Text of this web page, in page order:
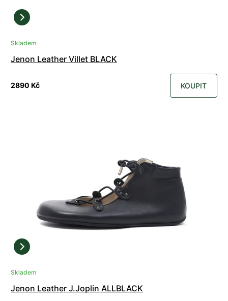
Skladem
Jenon Leather Villet BLACK
2890 Kč KOUPIT
Skladem
Jenon Leather J.Joplin ALLBLACK